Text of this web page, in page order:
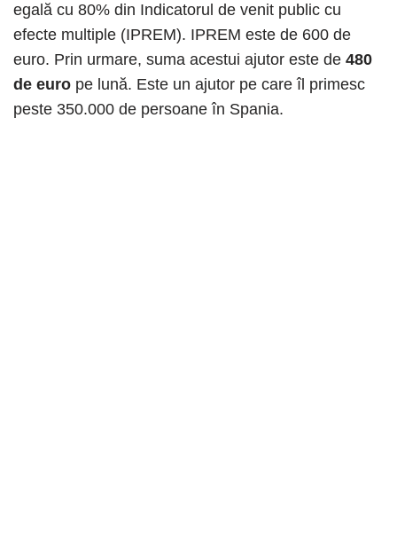
egală cu 80% din Indicatorul de venit public cu
efecte multiple (IPREM). IPREM este de 600 de
euro. Prin urmare, suma acestui ajutor este de 480
de euro pe lună. Este un ajutor pe care îl primesc
peste 350.000 de persoane în Spania.